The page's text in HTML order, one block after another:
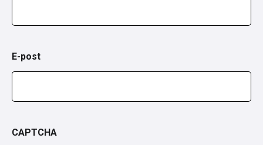
E-post
CAPTCHA